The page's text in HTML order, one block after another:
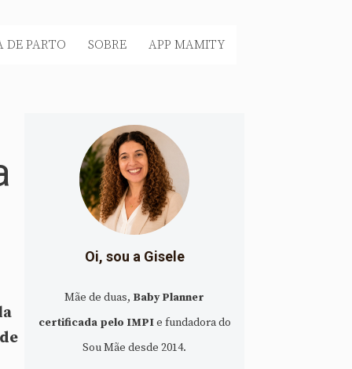
DE PARTO SOBRE APP MAMITY
Oi, sou a Gisele
Mãe de duas, Baby Planner
certificada pelo IMPIe fundadora do
Sou Mãe desde 2014.